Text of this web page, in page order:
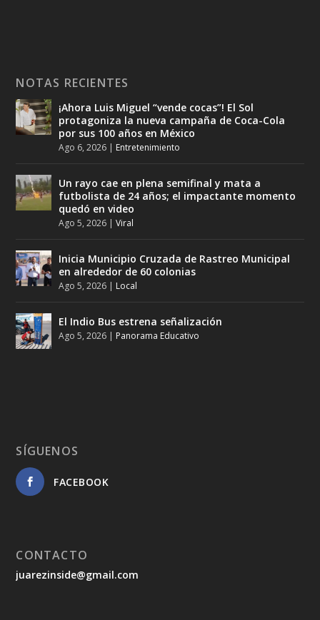
NOTAS RECIENTES
¡Ahora Luis Miguel “vende cocas”! El Sol
protagoniza la nueva campaña de Coca-Cola
por sus 100 años en México
Ago 6, 2026 | Entretenimiento
Un rayo cae en plena semifinal y mata a
futbolista de 24 años; el impactante momento
quedó en video
Ago 5, 2026 |Viral
Inicia Municipio Cruzada de Rastreo Municipal
en alrededor de 60 colonias
Ago 5, 2026 | Local
El Indio Bus estrena señalización
Ago 5, 2026 | Panorama Educativo
SÍGUENOS
FACEBOOK
CONTACTO
juarezinside@gmail.com